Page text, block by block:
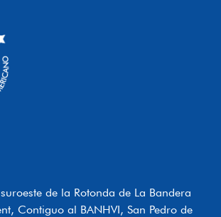
de la Rotonda de La Bandera
Contiguo al BANHVI, San Pedro de